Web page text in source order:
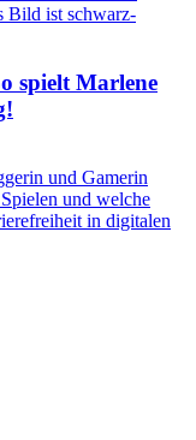
spielt Marlene
und Gamerin
und welche
in digitalen